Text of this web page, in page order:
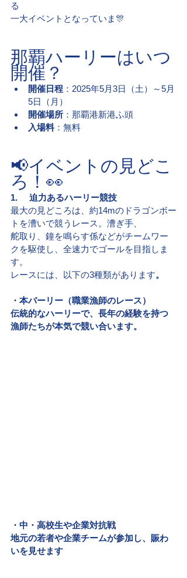
る
一大イベントとなっていま🎊
那覇ハーリーはいつ
開催？
開催日程 ：2025年5月3日（土）～5月
5日（月）
開催場所 ：那覇港新港ふ頭
入場料：無料
📢イベントの見どこ
ろ！👀
1.     迫力あるハーリー競技
最大の見どころは、約14mのドラゴンボー
トを漕いで競うレース。漕ぎ手、
舵取り、鐘を鳴らす係などがチームワー
クを駆使し、全速力でゴールを目指しま
す。
レースには、以下の3種類があります。
・本バーリー（職業漁師のレース）
伝統的なハーリーで、長年の経験を持つ
漁師たちが本気で競い合います。
・中・高校生や企業対抗戦
地元の若者や企業チームが参加し、賑わ
いを見せます